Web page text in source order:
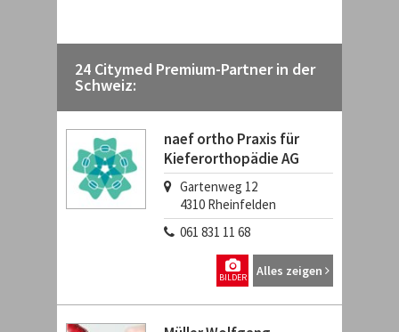
24 Citymed Premium-Partner in der
Schweiz:
naef ortho Praxis für
Kieferorthopädie AG
Gartenweg 12
4310 Rheinfelden
061 831 11 68
Alles zeigen
BILDER